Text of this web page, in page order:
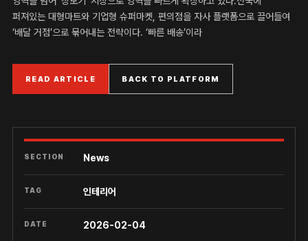
퍼져있는 대형마트와 기업형 슈퍼마켓, 편의점을 자사 플랫폼으로 끌어들여
‘배달 거점’으로 묶어내는 전략이다. ‘빠른 배송’이라
READ ARTICLE BACK TO PLATFORM
SECTION News
TAG 인테리어
DATE 2026-02-04